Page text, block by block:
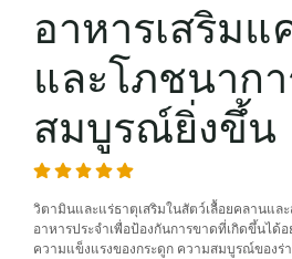
อาหารเสริมแ
และโภชนาก
สมบูรณ์ยิ่งขึ้น
วิตามินและแร่ธาตุเสริมในสัตว์เลื้อยคลานแล
อาหารประจำเพื่อป้องกันการขาดที่เกิดขึ้นได้อ
ความแข็งแรงของกระดูก ความสมบูรณ์ของร่